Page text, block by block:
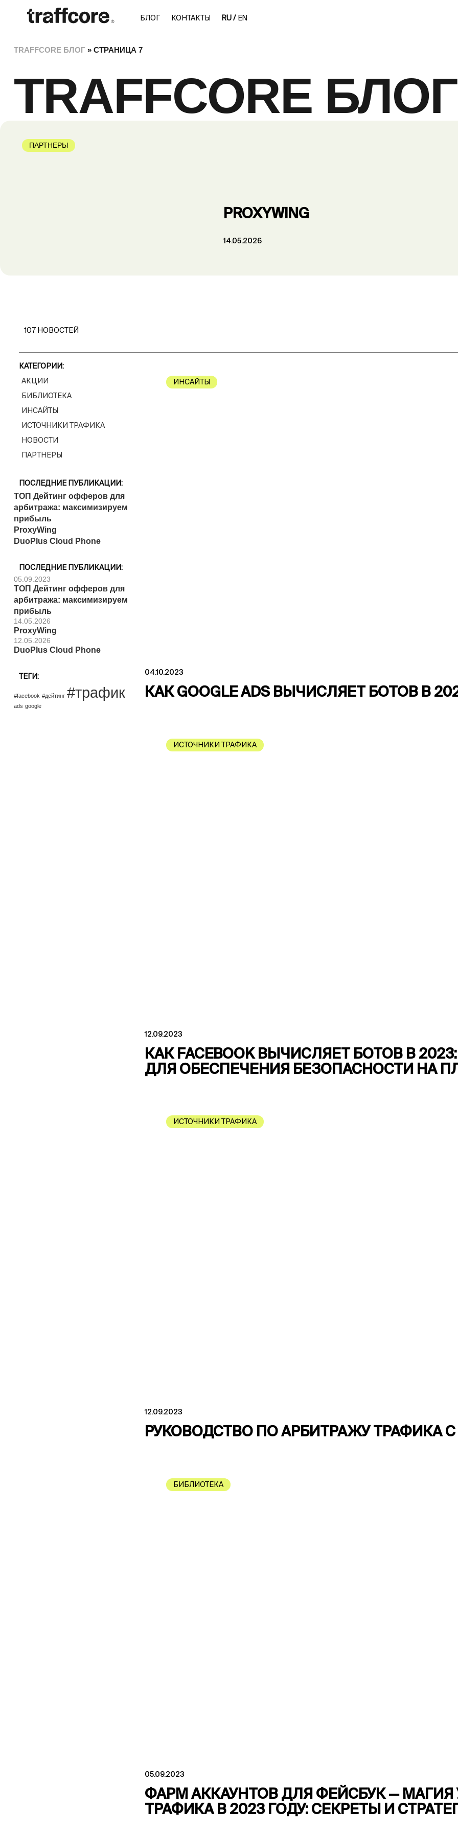
БЛОГ КОНТАКТЫ RU / EN
TRAFFCORE БЛОГ » СТРАНИЦА 7
TRAFFCORE БЛОГ
ПАРТНЕРЫ
PROXYWING
14.05.2026
107НОВОСТЕЙ
КАТЕГОРИИ:
АКЦИИ
БИБЛИОТЕКА
ИНСАЙТЫ
ИСТОЧНИКИ ТРАФИКА
НОВОСТИ
ПАРТНЕРЫ
ПОСЛЕДНИЕ ПУБЛИКАЦИИ:
ТОП Дейтинг офферов для
арбитража: максимизируем
прибыль
ProxyWing
DuoPlus Cloud Phone
ПОСЛЕДНИЕ ПУБЛИКАЦИИ:
05.09.2023
ТОП Дейтинг офферов для
арбитража: максимизируем
прибыль
14.05.2026
ProxyWing
12.05.2026
DuoPlus Cloud Phone
ТЕГИ:
#facebook #дейтинг #трафик
ads google
ИНСАЙТЫ
04.10.2023
КАК GOOGLE ADS ВЫЧИСЛЯЕТ БОТОВ В
ИСТОЧНИКИ ТРАФИКА
12.09.2023
КАК FACEBOOK ВЫЧИСЛЯЕТ БОТОВ В
ДЛЯ ОБЕСПЕЧЕНИЯ БЕЗОПАСНОСТИ НА
ИСТОЧНИКИ ТРАФИКА
12.09.2023
РУКОВОДСТВО ПО АРБИТРАЖУ ТРАФИКА С
БИБЛИОТЕКА
05.09.2023
ФАРМ АККАУНТОВ ДЛЯ ФЕЙСБУК —
ТРАФИКА В 2023 ГОДУ: СЕКРЕТЫ И